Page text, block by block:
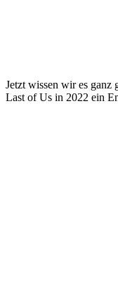
Jetzt wissen wir es ganz
Last of Us in 2022 ein